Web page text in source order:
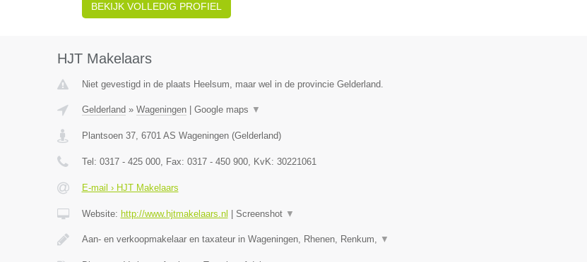
BEKIJK VOLLEDIG PROFIEL
HJT Makelaars
Niet gevestigd in de plaats Heelsum, maar wel in de provincie Gelderland.
Gelderland » Wageningen| Google maps ▼
Plantsoen 37, 6701 AS Wageningen(Gelderland)
Tel: 0317 - 425 000, Fax: 0317 - 450 900, KvK: 30221061
E-mail › HJT Makelaars
Website: http://www.hjtmakelaars.nl Screenshot ▼
Aan- en verkoopmakelaar en taxateur in Wageningen, Rhenen, Renkum, ▼